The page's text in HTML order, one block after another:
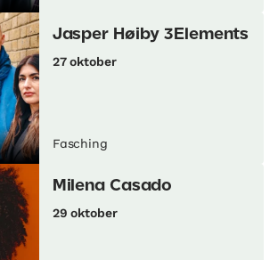
Jasper Høiby 3Elements
27 oktober
Fasching
Milena Casado
29 oktober